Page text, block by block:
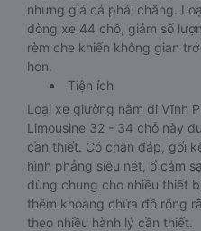
nhưng giá cả phải chăng.
dòng xe 44 chỗ, giảm số
rèm che khiến không gian
hơn.
Tiện ích
Loại xe giường nằm đi Vĩnh
Limousine 32 - 34 chỗ này
cần thiết. Có chăn đắp, gối
hình phẳng siêu nét, ổ cắm
dùng chung cho nhiều thiết
thêm khoang chứa đồ rộng
theo nhiều hành lý cần thiết.